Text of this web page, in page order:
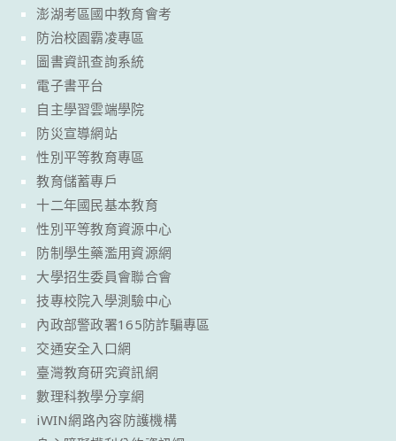
澎湖考區國中教育會考
防治校園霸凌專區
圖書資訊查詢系統
電子書平台
自主學習雲端學院
防災宣導網站
性別平等教育專區
教育儲蓄專戶
十二年國民基本教育
性別平等教育資源中心
防制學生藥濫用資源網
大學招生委員會聯合會
技專校院入學測驗中心
內政部警政署165防詐騙專區
交通安全入口網
臺灣教育研究資訊網
數理科教學分享網
iWIN網路內容防護機構